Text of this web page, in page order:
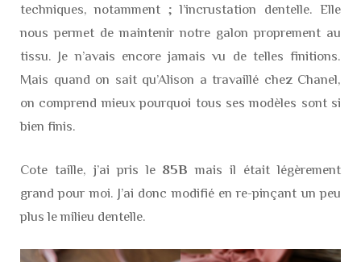
techniques, notamment ; l’incrustation dentelle. Elle
nous permet de maintenir notre galon proprement au
tissu. Je n’avais encore jamais vu de telles finitions.
Mais quand on sait qu’Alison a travaillé chez Chanel,
on comprend mieux pourquoi tous ses modèles sont si
bien finis.
Cote taille, j’ai pris le 85B mais il était légèrement
grand pour moi. J’ai donc modifié en re-pinçant un peu
plus le milieu dentelle.